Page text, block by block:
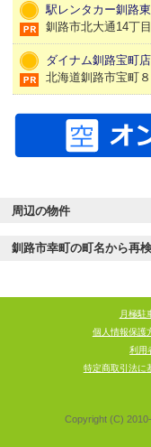
駅レンタカー釧路
釧路市北大通14丁
ダイナム釧路宝町
北海道釧路市宝町
周辺の物件
釧路市幸町の町名から再
月極駐
個人情報保護
利用
特定商取引法に
Copyright (C) 2010-